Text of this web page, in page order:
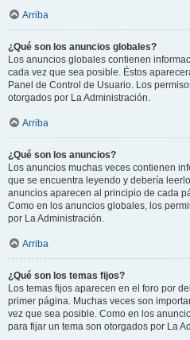
Arriba
¿Qué son los anuncios globales?
Los anuncios globales contienen
cada vez que sea posible. Éstos
Panel de Control de Usuario. Los
otorgados por La Administración.
Arriba
¿Qué son los anuncios?
Los anuncios muchas veces contienen
que se encuentra leyendo y debería
anuncios aparecen al principio de cada
Como en los anuncios globales, los
por La Administración.
Arriba
¿Qué son los temas fijos?
Los temas fijos aparecen en el foro por
primer página. Muchas veces son
vez que sea posible. Como en los
para fijar un tema son otorgados por La